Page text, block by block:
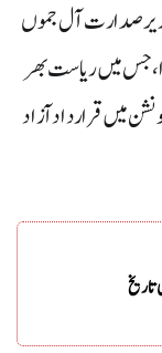
زیر صدارت آل جموں
جس میں ریاست بھر
میں قرارداد آزاد
تاریخ